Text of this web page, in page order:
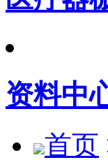
资料中
首页